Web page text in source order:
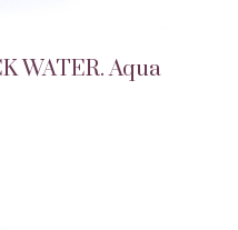
WATER. Aqua